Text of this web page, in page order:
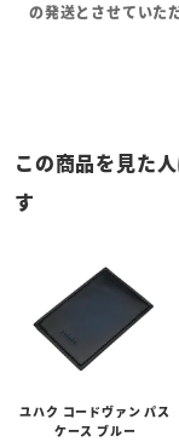
の発送とさせていた
この商品を見た
す
ユハク コードヴァン パス
ケース ブルー